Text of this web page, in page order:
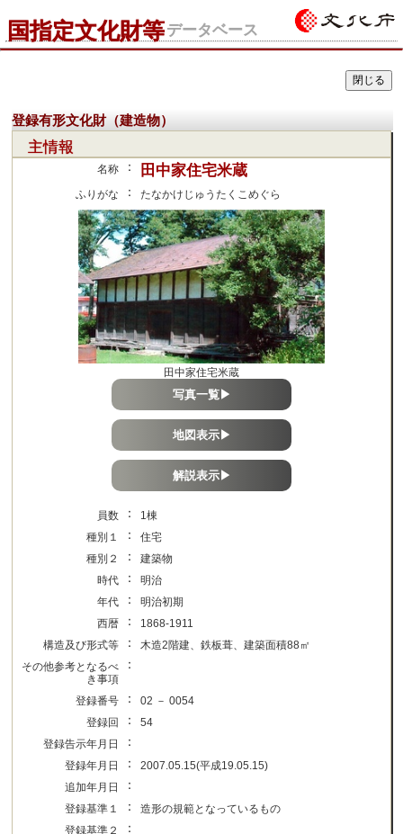
国指定文化財等データベース
登録有形文化財（建造物）
主情報
名称 ： 田中家住宅米蔵
ふりがな ： たなかけじゅうたくこめぐら
田中家住宅米蔵
写真一覧▶
地図表示▶
解説表示▶
員数 ：
1棟
種別１
：
住宅
種別２
：
建築物
時代
：
明治
年代
：
明治初期
西暦
：
1868-1911
構造及び形式等
：
木造2階建、鉄板葺、建築面積88㎡
その他参考となるべ
き事項
：
登録番号 ：
02 － 0054
登録回
：
54
登録告示年月日
：
登録年月日 ：
2007.05.15(平成19.05.15)
追加年月日
：
登録基準１ ：
造形の規範となっているもの
登録基準２
：